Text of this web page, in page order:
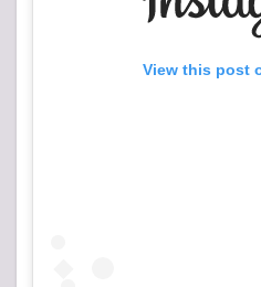
View this post